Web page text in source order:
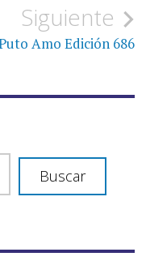
Siguiente
Amo Edición 686
Buscar